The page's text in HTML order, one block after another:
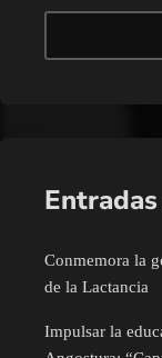
Conmemora la
de la Lactancia
Impulsar la